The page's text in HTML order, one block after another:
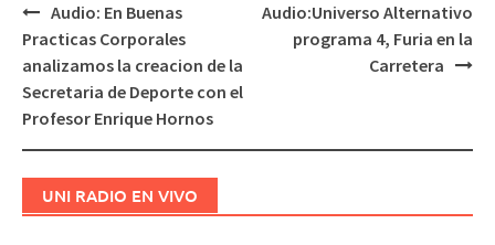
Navegación
de
entradas
Audio: En Buenas
Practicas Corporales
analizamos la creacion de la
Secretaria de Deporte con el
Profesor Enrique Hornos
Audio:Universo Alternativo
programa 4, Furia en la
Carretera
UNI RADIO EN VIVO